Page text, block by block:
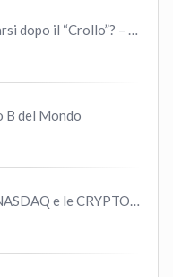
BITCOIN cosa aspettarsi dopo il “Crollo”? – CryptoMonday NEWS w16/’21
B del Mondo
COINBASE COIN sul NASDAQ e le CRYPTO volano!